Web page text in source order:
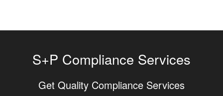
S+P Compliance Services
Get Quality Compliance Services